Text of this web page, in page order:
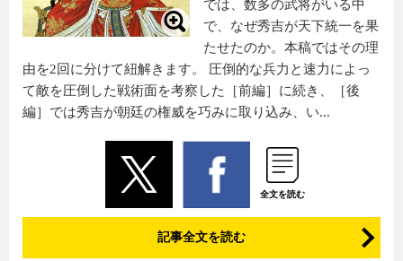
では、数多の武将がいる中
で、なぜ秀吉が天下統一を果
たせたのか。本稿ではその理
由を2回に分けて紐解きます。 圧倒的な兵力と速力によっ
て敵を圧倒した戦術面を考察した［前編］に続き、［後
編］では秀吉が朝廷の権威を巧みに取り込み、い...
全文を読む
記事全文を読む